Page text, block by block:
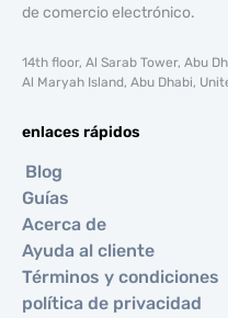
de comercio electrónico.
14th floor, Al Sarab Tower, Abu
Al Maryah Island, Abu Dhabi,
enlaces rápidos
Blog
Guías
Acerca de
Ayuda al cliente
Términos y condiciones
política de privacidad